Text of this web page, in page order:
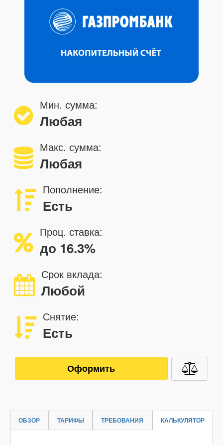
Мин. сумма:
Любая
Макс. сумма:
Любая
Пополнение:
Есть
Проц. ставка:
до 16.3%
Срок вклада:
Любой
Снятие:
Есть
Оформить
ОБЗОР ТАРИФЫ ТРЕБОВАНИЯ КАЛЬКУЛЯТОР